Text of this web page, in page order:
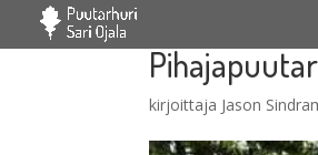
kirjoittaja Jason